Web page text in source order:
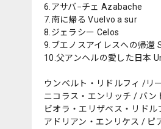
6.アサバ−チェ Azabache
7.南に帰る Vuelvo a sur
8.ジェラシー Celos
9.ブエノスアイレスへの帰還
10.父アンヘルの愛した日本
ウンベルト・リドルフィ /リ
ニコラス・エンリッチ / バン
ビオラ・エリザベス・リドル
アドリアン・エンリケス / ピ